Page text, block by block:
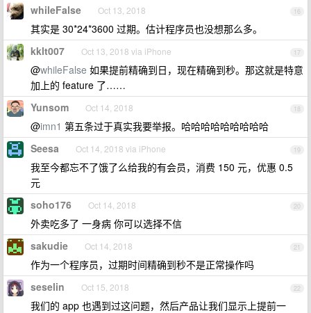
16
whileFalse Oct 13, 2018
其实是 30*24*3600 过期。估计程序员也没想那么多。
17
kklt007 Oct 13, 2018 via iPhone
@whileFalse 如果提前精确到日，现在精确到秒。那这就是特意
加上的 feature 了……
18
Yunsom Oct 14, 2018
@imn1 第五条过于真实我要举报。哈哈哈哈哈哈哈哈哈
19
Seesa Oct 14, 2018 via iPhone
我至今都忘不了饿了么给我的有会员，消费 150 元，优惠 0.5
元
20
soho176 Oct 14, 2018
外卖吃多了 一身病 你可以选择不信
21
sakudie Oct 14, 2018
作为一个程序员，过期时间精确到秒不是正常操作吗
22
seselin Oct 15, 2018
我们的 app 也遇到过这问题，然后产品让我们显示上提前一